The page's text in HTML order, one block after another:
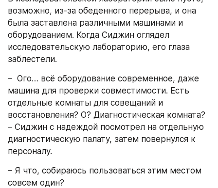
возможно, из-за обеденного перерыва, и она
была заставлена различными машинами и
оборудованием. Когда Сиджин оглядел
исследовательскую лабораторию, его глаза
заблестели.
–  Ого… всё оборудование современное, даже
машина для проверки совместимости. Есть
отдельные комнаты для совещаний и
восстановления? О? Диагностическая комната?
– Сиджин с надеждой посмотрел на отдельную
диагностическую палату, затем повернулся к
персоналу.
– Я что, собираюсь пользоваться этим местом
совсем один?